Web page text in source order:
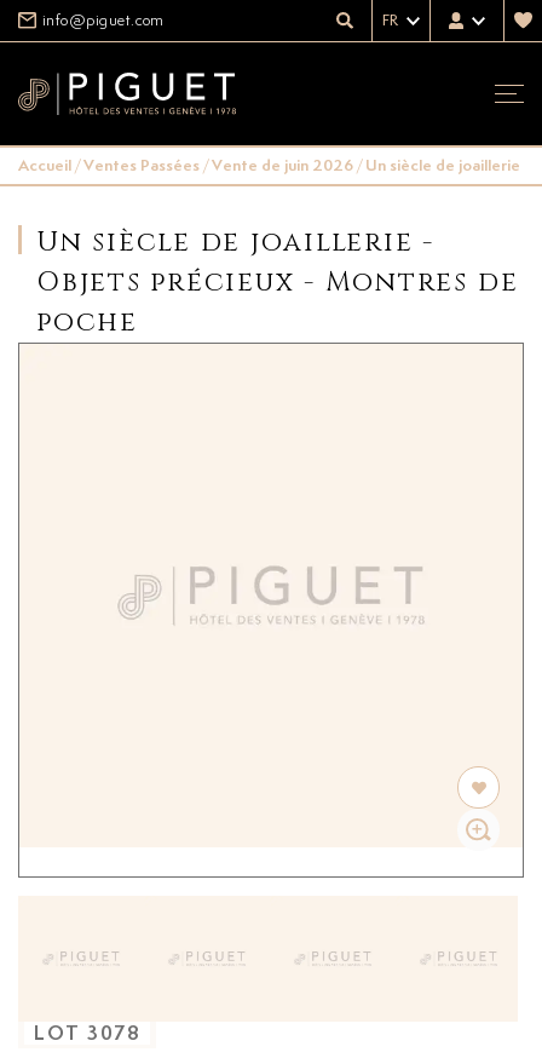
info@piguet.com FR
Accueil/Ventes Passées/Vente de juin 2026/Un siècle de joaillerie -
Un siècle de joaillerie -
Objets précieux - Montres de
poche
LOT 3078